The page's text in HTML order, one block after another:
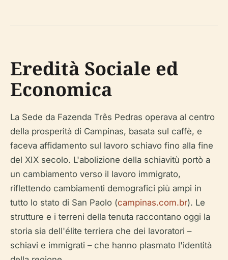
Eredità Sociale ed
Economica
La Sede da Fazenda Três Pedras operava al centro
della prosperità di Campinas, basata sul caffè, e
faceva affidamento sul lavoro schiavo fino alla fine
del XIX secolo. L'abolizione della schiavitù portò a
un cambiamento verso il lavoro immigrato,
riflettendo cambiamenti demografici più ampi in
tutto lo stato di San Paolo (campinas.com.br). Le
strutture e i terreni della tenuta raccontano oggi la
storia sia dell'élite terriera che dei lavoratori –
schiavi e immigrati – che hanno plasmato l'identità